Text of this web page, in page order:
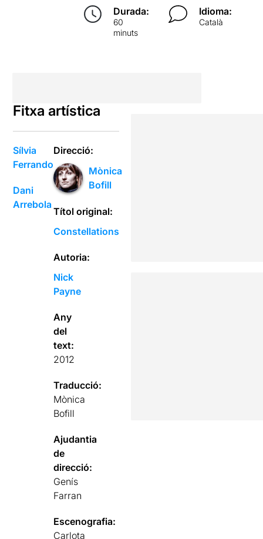
Durada:
60
minuts
Idioma:
Català
Fitxa artística
Sílvia
Ferrando
Dani
Arrebola
Direcció:
Mònica
Bofill
Títol original:
Constellations
Autoria:
Nick
Payne
Any
del
text:
2012
Traducció:
Mònica
Bofill
Ajudantia
de
direcció:
Genís
Farran
Escenografia:
Carlota